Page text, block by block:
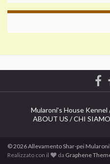
Mularoni’s House Kennel
ABOUT US / CHI SIAMO
© 2026 Allevamento Shar-pei
Realizzato con il
da Graphene